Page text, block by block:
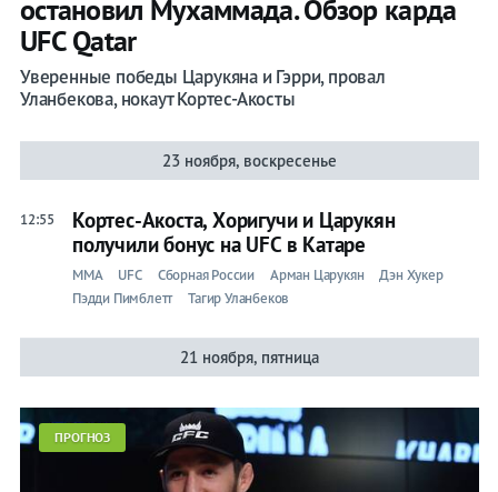
остановил Мухаммада. Обзор карда
UFC Qatar
Уверенные победы Царукяна и Гэрри, провал
Уланбекова, нокаут Кортес-Акосты
23 ноября, воскресенье
12:55
Кортес-Акоста, Хоригучи и Царукян
получили бонус на UFC в Катаре
ММА UFC Сборная России Арман Царукян
Дэн Хукер
Пэдди Пимблетт
Тагир Уланбеков
21 ноября, пятница
ПРОГНОЗ